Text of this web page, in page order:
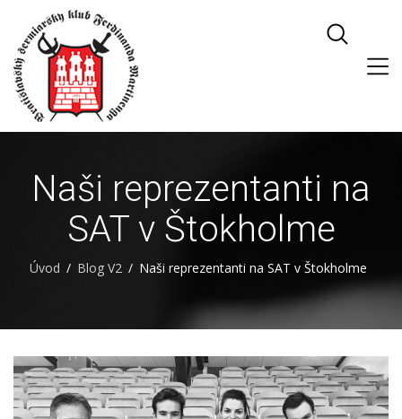
Naši reprezentanti na
SAT v Štokholme
Úvod Blog V2 Naši reprezentanti na SAT v Štokholme